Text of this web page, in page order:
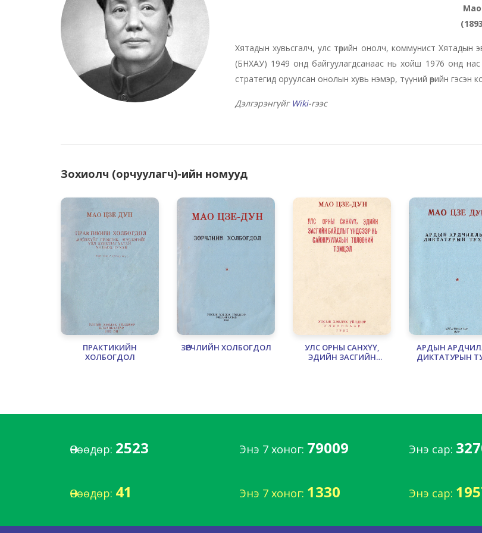
Хятадын хувьсгалч, улс төрийн онолч, коммунист
(БНХАУ) 1949 онд байгуулагдсанаас нь хойш 1976 онд
стратегид оруулсан онолын хувь нэмэр, түүний өөрийн гэсэн
Дэлгэрэнгүйг Wiki-гээс
Зохиолч (орчуулагч)-ийн номууд
ПРАКТИКИЙН
ХОЛБОГДОЛ
ЗӨРЧЛИЙН ХОЛБОГДОЛ
УЛС ОРНЫ САНХҮҮ,
ЭДИЙН ЗАСГИЙН
АРДЫН
ДИКТАТУРЫН
Өнөөдөр: 2523 Энэ 7 хоног: 79009 Энэ сар:
Өнөөдөр: 41 Энэ 7 хоног: 1330 Энэ сар: